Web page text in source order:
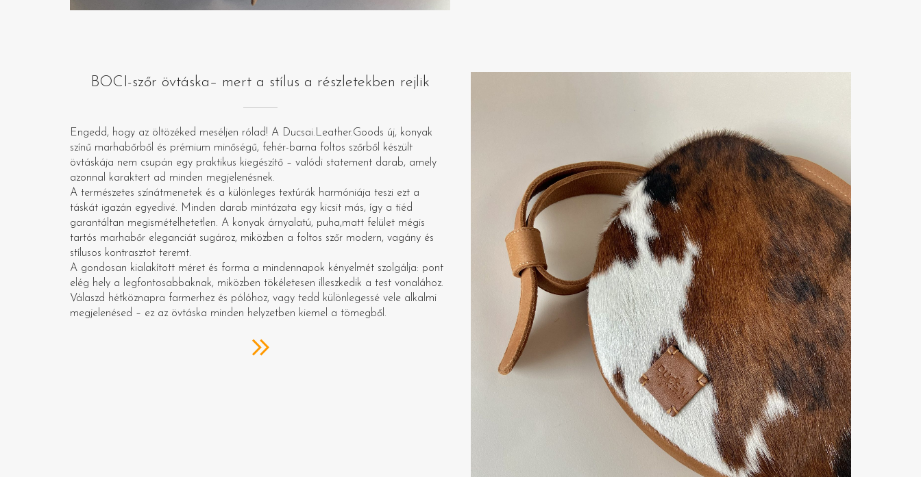
BOCI-szőr övtáska– mert a stílus a részletekben rejlik
Engedd, hogy az öltözéked meséljen rólad! A Ducsai.Leather.Goods új, konyak
színű marhabőrből és prémium minőségű, fehér-barna foltos szőrből készült
övtáskája nem csupán egy praktikus kiegészítő – valódi statement darab, amely
azonnal karaktert ad minden megjelenésnek.
A természetes színátmenetek és a különleges textúrák harmóniája teszi ezt a
táskát igazán egyedivé. Minden darab mintázata egy kicsit más, így a tiéd
garantáltan megismételhetetlen. A konyak árnyalatú, puha,matt felület mégis
tartós marhabőr eleganciát sugároz, miközben a foltos szőr modern, vagány és
stílusos kontrasztot teremt.
A gondosan kialakított méret és forma a mindennapok kényelmét szolgálja: pont
elég hely a legfontosabbaknak, miközben tökéletesen illeszkedik a test vonalához.
Válaszd hétköznapra farmerhez és pólóhoz, vagy tedd különlegessé vele alkalmi
megjelenésed – ez az övtáska minden helyzetben kiemel a tömegből.